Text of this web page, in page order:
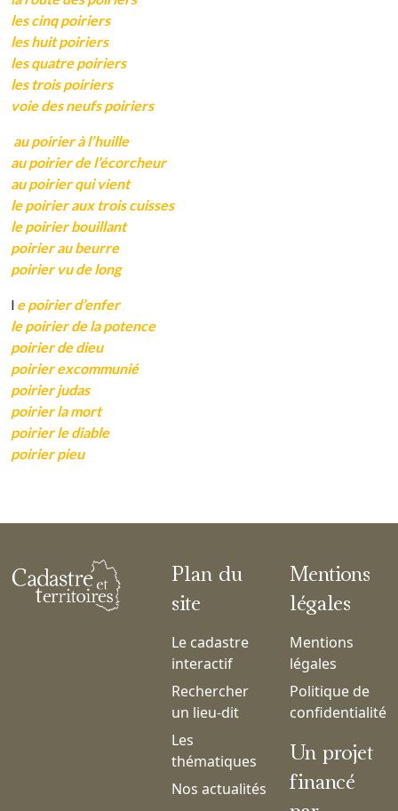
les cinq poiriers
les huit poiriers
les quatre poiriers
les trois poiriers
voie des neufs poiriers
au poirier à l’huille
au poirier de l’écorcheur
au poirier qui vient
le poirier aux trois cuisses
le poirier bouillant
poirier au beurre
poirier vu de long
l e poirier d’enfer
le poirier de la potence
poirier de dieu
poirier excommunié
poirier judas
poirier la mort
poirier le diable
poirier pieu
Plan du
site
Le cadastre
interactif
Rechercher
un lieu-dit
Les
thématiques
Nos actualités
Mentions
légales
Mentions
légales
Politique de
confidentialité
Un projet
financé